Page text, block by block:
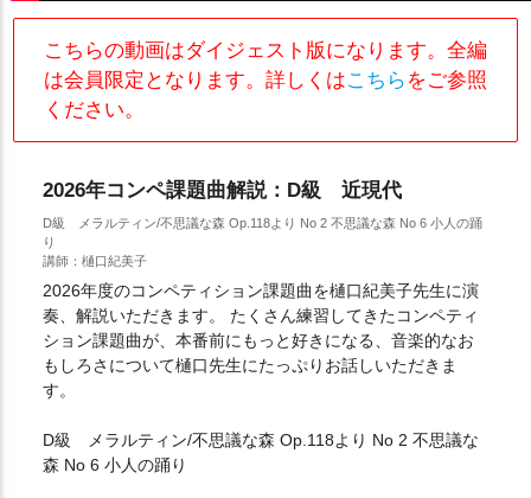
こちらの動画はダイジェスト版になります。全編
は会員限定となります。詳しくはこちら をご参照
ください。
2026年コンペ課題曲解説：D級 近現代
D級 メラルティン/不思議な森 Op.118より No 2 不思議な森 No 6 小人の踊
り
講師：樋口紀美子
2026年度のコンペティション課題曲を樋口紀美子先生に演
奏、解説いただきます。 たくさん練習してきたコンペティ
ション課題曲が、本番前にもっと好きになる、音楽的なお
もしろさについて樋口先生にたっぷりお話しいただきま
す。
D級 メラルティン/不思議な森 Op.118より No 2 不思議な
森 No 6 小人の踊り